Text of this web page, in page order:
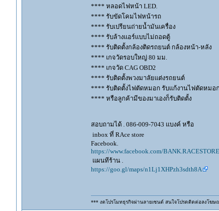
**** หลอดไฟหน้า LED.
**** รับขัดโคมไฟหน้ารถ
**** รับเปรียนถ่ายน้ำมันเครื่อง
**** รับล้างแอร์แบบไม่ถอดตู้
**** รับติดตั้งกล้องติดรถยนต์ กล้องหน้า-หลัง
**** เกจวัดรอบใหญ่ 80 มม.
**** เกจวัด CAG OBD2
**** รับติดตั้งพวงมาลัยแต่งรถยนต์
**** รับติดตั้งไฟตัดหมอก รับแก้งานไฟตัดหมอ
**** หรือลูกค้ามีของมาเองก็รับติดตั้ง
สอบถามได้ . 086-009-7043 แบงค์ หรือ
inbox ที่ RAce store
Facebook.
https://www.facebook.com/
แผนทีร้าน .
https://goo.gl/maps/n1Lj1XHPzh3sdth8A
*** งดโปรโมทธุรกิจผ่านลายเซนต์ สนใจโปรดติดต่อลงโฆษ